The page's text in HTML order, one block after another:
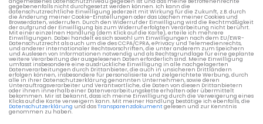
gegebenenfalls nicht durchgesetzt werden können. Ich kann die
datenschutzrechtliche Einwilligung jederzeit mit Wirkung für die Zukunft, z.B. durch
die Änderung meiner Cookie-Einstellungen oder das Löschen meiner Cookies und
Browserdaten, widerrufen. Durch den Widerruf der Einwilligung wird die Rechtmäßigkeit
der aufgrund der Einwilligung bis zum Widerruf erfolgten Verarbeitung nicht berührt.
Mit einer einzelnen Handlung (dem Klick auf die Karte), erteile ich mehrere
Einwilligungen. Dabei handelt es sich sowohl um Einwilligungen nach dem EU/EWR-
Datenschutzrecht als auch um die des CCPA/CPRA, ePrivacy und Telemedienrechts,
und anderer internationaler Rechtsvorschriften, die unter anderem zum Speichern
und Auslesen von Informationen notwendig und als Rechtsgrundlage für eine geplante
weitere Verarbeitung der ausgelesenen Daten erforderlich sind. Meine Einwilligung
umfasst insbesondere eine ausdrückliche Einwilligung in alle nachgelagerten
Datenverarbeitungen durch Drittanbieter, die auch in unsicheren Drittländern
erfolgen können, insbesondere für personalisierte und zielgerichtete Werbung, durch
alle in ihrer Datenschutzerklärung genannten Unternehmen, sowie deren
Unterauftragsverarbeiter und Verantwortliche, die Daten von diesen Drittanbietern
oder ihnen innerhalb einer Datenverarbeitungskette erhalten oder übermittelt
bekommen. Mir ist bekannt, dass ich meine Einwilligung durch die Verweigerung eines
Klicks auf die Karte verweigern kann. Mit meiner Handlung bestätige ich ebenfalls, die
Datenschutzerklärung und dasTransparenzdokumentgelesen und zur Kenntnis
genommen zu haben.